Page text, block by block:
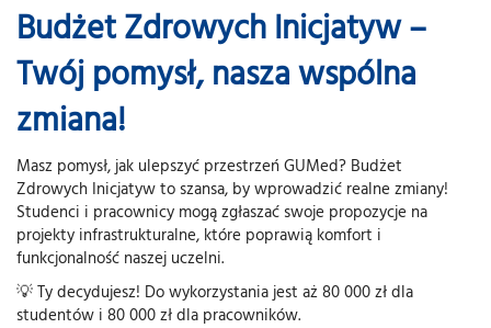
Budżet Zdrowych Inicjatyw –
Twój pomysł, nasza wspólna
zmiana!
Masz pomysł, jak ulepszyć przestrzeń GUMed? Budżet
Zdrowych Inicjatyw to szansa, by wprowadzić realne zmiany!
Studenci i pracownicy mogą zgłaszać swoje propozycje na
projekty infrastrukturalne, które poprawią komfort i
funkcjonalność naszej uczelni.
💡 Ty decydujesz! Do wykorzystania jest aż 80 000 zł dla
studentów i 80 000 zł dla pracowników.